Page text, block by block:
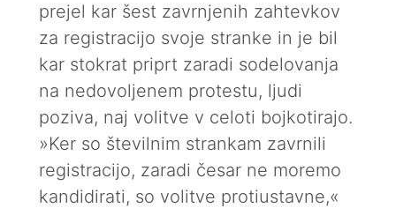
prejel kar šest zavrnjenih zahtevkov
za registracijo svoje stranke in je bil
kar stokrat priprt zaradi sodelovanja
na nedovoljenem protestu, ljudi
poziva, naj volitve v celoti bojkotirajo.
»Ker so številnim strankam zavrnili
registracijo, zaradi česar ne moremo
kandidirati, so volitve protiustavne,«